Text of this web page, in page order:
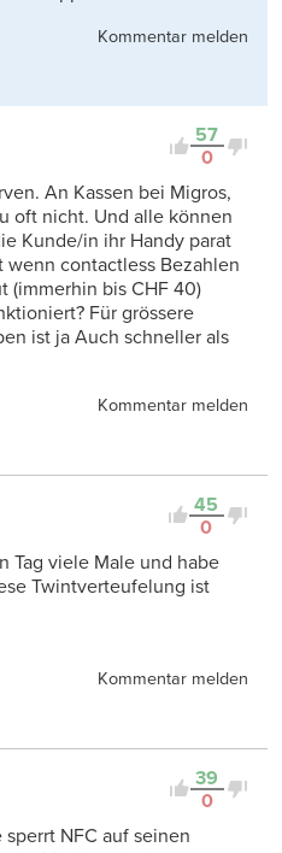
Kommentar melden
57
0
An Kassen bei Migros,
oft nicht. Und alle können
Kunde/in ihr Handy parat
contactless Bezahlen
(immerhin bis CHF 40)
Für grössere
ist ja Auch schneller als
Kommentar melden
45
0
Tag viele Male und habe
Twintverteufelung ist
Kommentar melden
39
0
NFC auf seinen